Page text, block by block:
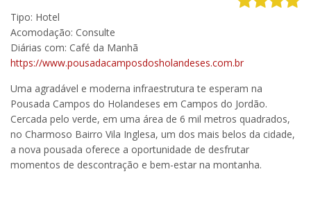
Tipo: Hotel
Acomodação: Consulte
Diárias com: Café da Manhã
https://www.pousadacamposdosholandeses.com.br
Uma agradável e moderna infraestrutura te esperam na
Pousada Campos do Holandeses em Campos do Jordão.
Cercada pelo verde, em uma área de 6 mil metros quadrados,
no Charmoso Bairro Vila Inglesa, um dos mais belos da cidade,
a nova pousada oferece a oportunidade de desfrutar
momentos de descontração e bem-estar na montanha.